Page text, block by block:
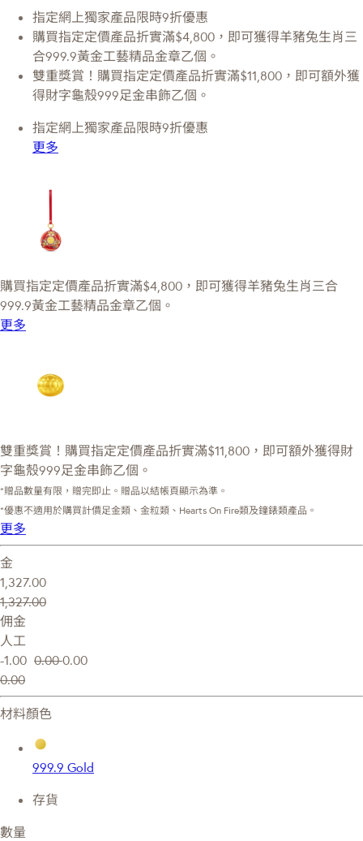
指定網上獨家產品限時9折優惠
購買指定定價產品折實滿$4,800，即可獲得羊豬兔生肖三
合999.9黃金工藝精品金章乙個。
雙重獎賞！購買指定定價產品折實滿$11,800，即可額外獲
得財字龜殼999足金串飾乙個。
指定網上獨家產品限時9折優惠
更多
購買指定定價產品折實滿$4,800，即可獲得羊豬兔生肖三合
999.9黃金工藝精品金章乙個。
更多
雙重獎賞！購買指定定價產品折實滿$11,800，即可額外獲得財
字龜殼999足金串飾乙個。
*贈品數量有限，贈完即止。贈品以結帳頁顯示為準。
*優惠不適用於購買計價足金類、金粒類、Hearts On Fire類及鐘錶類產品。
更多
金
1,327.00
1,327.00
佣金
人工
-1.00 0.000.00
0.00
材料顏色
999.9 Gold
存貨
數量